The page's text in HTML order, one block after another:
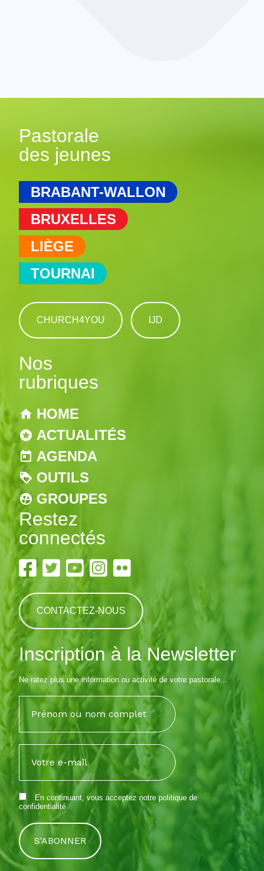
Pastorale
des jeunes
BRABANT-WALLON
BRUXELLES
LIÈGE
TOURNAI
CHURCH4YOU IJD
Nos
rubriques
HOME
ACTUALITÉS
AGENDA
OUTILS
GROUPES
Restez
connectés
CONTACTEZ-NOUS
Inscription à la Newsletter
Ne ratez plus une information ou activité de votre pastorale...
En continuant, vous acceptez notre politique de
confidentialité